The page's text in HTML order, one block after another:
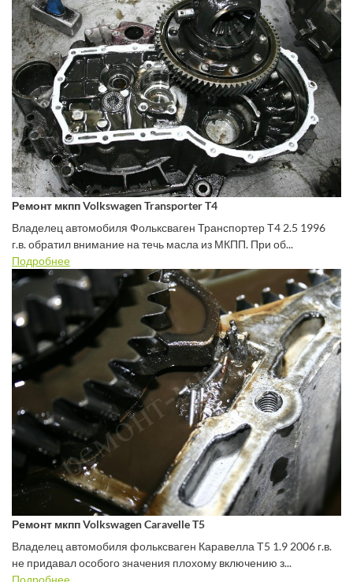
Ремонт мкпп Volkswagen Transporter T4
Владелец автомобиля Фольксваген Транспортер Т4 2.5 1996
г.в. обратил внимание на течь масла из МКПП. При об...
Подробнее
Ремонт мкпп Volkswagen Caravelle T5
Владелец автомобиля фольксваген Каравелла Т5 1.9 2006 г.в.
не придавал особого значения плохому включению з...